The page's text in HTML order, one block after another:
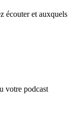
écouter et auxquels
votre podcast